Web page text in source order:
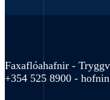
Faxaflóahafnir -
+354 525 8900 -